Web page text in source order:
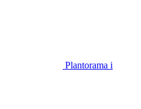
Plantorama i